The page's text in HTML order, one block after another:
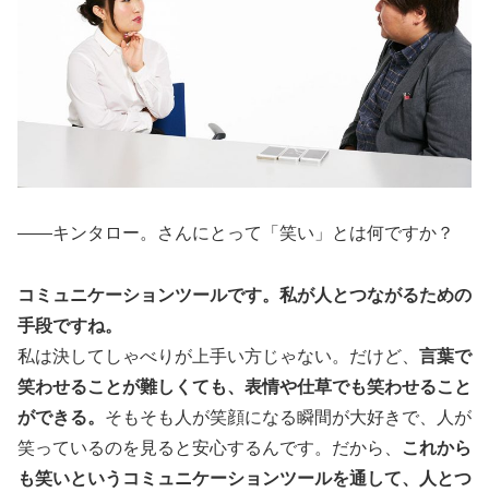
――キンタロー。さんにとって「笑い」とは何ですか？
コミュニケーションツールです。私が人とつながるための
手段ですね。
私は決してしゃべりが上手い方じゃない。だけど、 言葉で
笑わせることが難しくても、表情や仕草でも笑わせること
ができる。 そもそも人が笑顔になる瞬間が大好きで、人が
笑っているのを見ると安心するんです。だから、
これから
も笑いというコミュニケーションツールを通して、人とつ